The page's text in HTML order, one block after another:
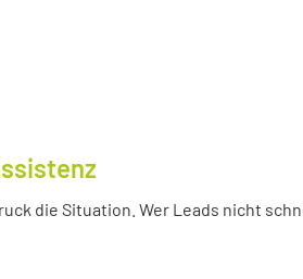
die Situation. Wer Leads nicht